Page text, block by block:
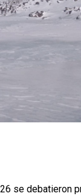
se debatieron